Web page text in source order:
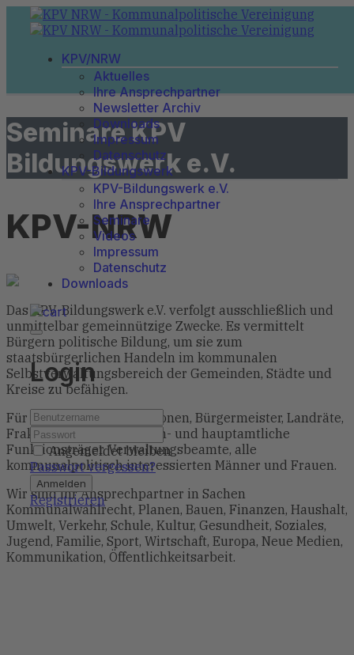
KPV/NRW
Aktuelles
Ihre Ansprechpartner
Newsletter Archiv
Downloads
Impressum
Datenschutz
KPV-Bildungswerk
KPV-Bildungswerk e.V.
Ihre Ansprechpartner
Seminare
Videos
Impressum
Datenschutz
Downloads
Login
Angemeldet bleiben
Passwort vergessen?
Anmelden
Registrieren
Seminare KPV
Bildungswerk e.V.
KPV-NRW
Das KPV-Bildungswerk e.V. verfolgt ausschließlich und
unmittelbar gemeinnützige Zwecke. Es vermittelt
Bürgern politische Bildung, um sie zum
staatsbürgerlichen Handeln im kommunalen
Selbstverwaltungsbereich der Gemeinden, Städte und
Kreise zu befähigen.
Für Mandatsträger, Fraktionen, Bürgermeister, Landräte,
Fraktionsmitglieder, ehren- und hauptamtliche
Funktionsträger, Verwaltungsbeamte, alle
kommunalpolitisch interessierten Männer und Frauen.
Wir sind Ihr Ansprechpartner in Sachen
Kommunalwahlrecht, Planen, Bauen, Finanzen, Haushalt,
Umwelt, Verkehr, Schule, Kultur, Gesundheit, Soziales,
Jugend, Familie, Sport, Wirtschaft, Europa, Neue Medien,
Kommunikation, Öffentlichkeitsarbeit.